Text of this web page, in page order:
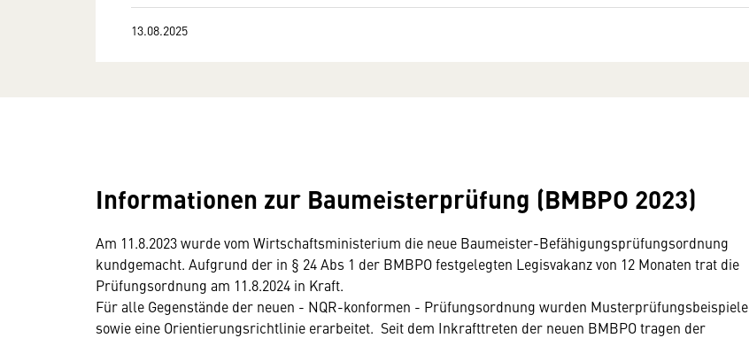
13.08.2025
Informationen zur Baumeisterprüfung (BMBPO 2023)
Am 11.8.2023 wurde vom Wirtschaftsministerium die neue Baumeister-Befähigungsprüfungsordnung
kundgemacht. Aufgrund der in § 24 Abs 1 der BMBPO festgelegten Legisvakanz von 12 Monaten trat die
Prüfungsordnung am 11.8.2024 in Kraft.
Für alle Gegenstände der neuen - NQR-konformen - Prüfungsordnung wurden Musterprüfungsbeispiele
sowie eine Orientierungsrichtlinie erarbeitet. Seit dem Inkrafttreten der neuen BMBPO tragen der